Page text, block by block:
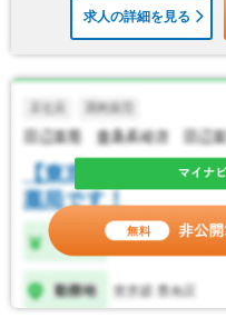
求人の詳細を見る